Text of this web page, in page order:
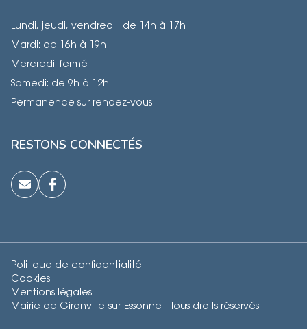
Lundi, jeudi, vendredi : de 14h à 17h
Mardi: de 16h à 19h
Mercredi: fermé
Samedi: de 9h à 12h
Permanence sur rendez-vous
RESTONS CONNECTÉS
Mairie de Gironville-sur-Essonne - Tous droits réservés
Politique de confidentialité
Cookies
Mentions légales